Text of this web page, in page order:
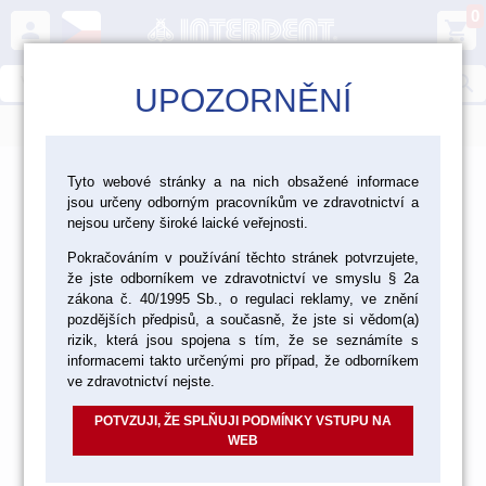
person shopping_cart
0
> Ordinace > Přístroje a vybavení >
Motory a násadce
Motory a násadce
MOTORY BIEN AIR
MOTORY KAVO
UPOZORNĚNÍ
Tyto webové stránky a na nich obsažené informace
jsou určeny odborným pracovníkům ve zdravotnictví a
nejsou určeny široké laické veřejnosti.
Pokračováním v používání těchto stránek potvrzujete,
že jste odborníkem ve zdravotnictví ve smyslu § 2a
zákona č. 40/1995 Sb., o regulaci reklamy, ve znění
pozdějších předpisů, a současně, že jste si vědom(a)
rizik, která jsou spojena s tím, že se seznámíte s
informacemi takto určenými pro případ, že odborníkem
ve zdravotnictví nejste.
POTVZUJI, ŽE SPLŇUJI PODMÍNKY VSTUPU NA
WEB